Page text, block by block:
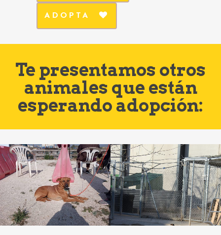
ADOPTA
Te presentamos otros
animales que están
esperando adopción: